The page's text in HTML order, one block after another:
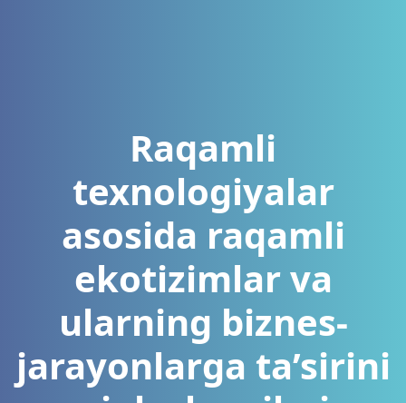
Raqamli
texnologiyalar
asosida raqamli
ekotizimlar va
ularning biznes-
jarayonlarga ta’sirini